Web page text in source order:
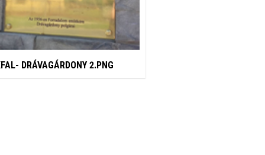
DRÁVAGÁRDONY 2.PNG